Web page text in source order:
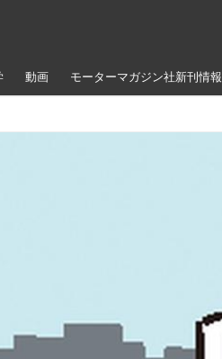
動画 モーターマガジン社新刊情報